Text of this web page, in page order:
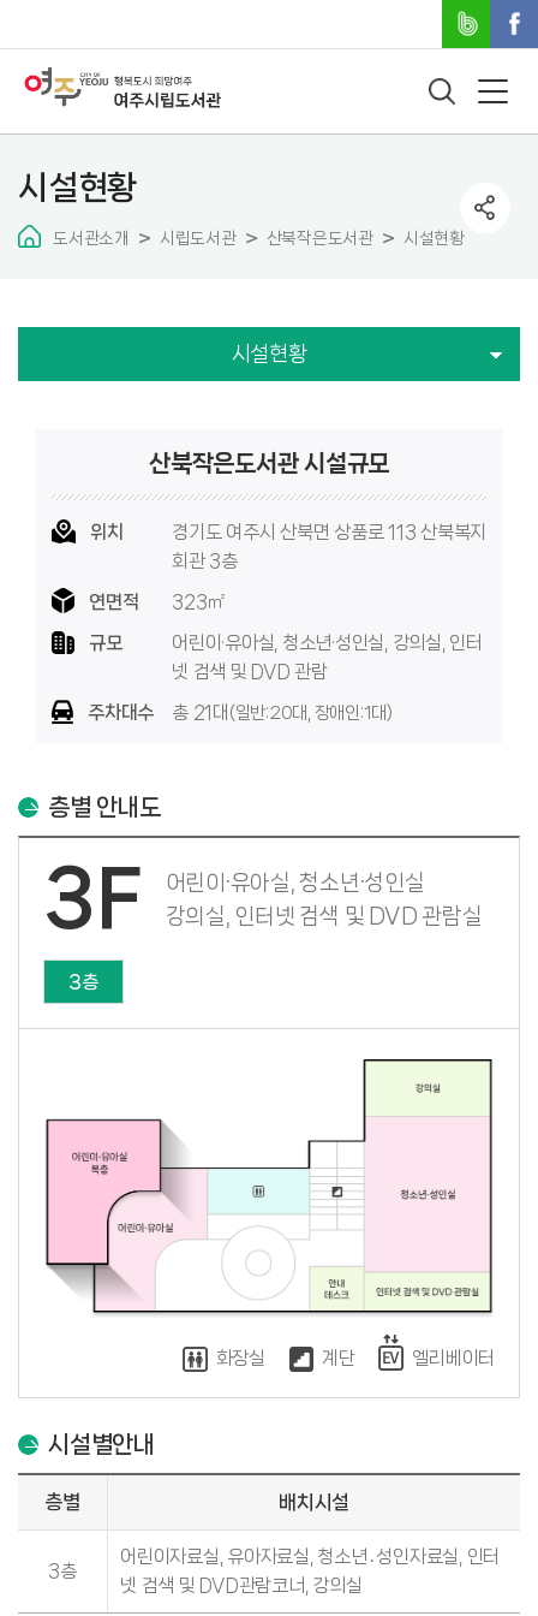
시설현황
도서관소개 시립도서관 산북작은도서관 시설현황
시설현황
산북작은도서관 시설규모
위치
경기도 여주시 산북면 상품로 113 산북복지
회관 3층
연면적
323㎡
규모
어린이·유아실, 청소년·성인실, 강의실, 인터
넷 검색 및 DVD 관람
주차대수
총 21대 (일반:20대, 장애인:1대)
층별 안내도
3F
어린이·유아실, 청소년·성인실
강의실, 인터넷 검색 및 DVD 관람실
3층
화장실 계단 엘리베이터
시설별안내
층별 배치시설
3층
어린이자료실, 유아자료실, 청소년․성인자료실, 인터
넷 검색 및 DVD관람코너, 강의실